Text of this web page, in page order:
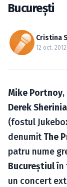
Autentificare
Caută în
Bucureşti
Cristina
12 oct. 2012
Mike Portnoy,
Derek
(fostul
denumit The
patru nume
Bucureştiulîn
un concert